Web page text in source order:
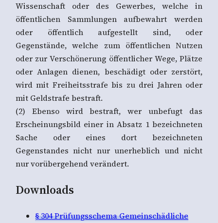
Wissenschaft oder des Gewerbes, welche in
öffentlichen Sammlungen aufbewahrt werden
oder öffentlich aufgestellt sind, oder
Gegenstände, welche zum öffentlichen Nutzen
oder zur Verschönerung öffentlicher Wege, Plätze
oder Anlagen dienen, beschädigt oder zerstört,
wird mit Freiheitsstrafe bis zu drei Jahren oder
mit Geldstrafe bestraft.
(2) Ebenso wird bestraft, wer unbefugt das
Erscheinungsbild einer in Absatz 1 bezeichneten
Sache oder eines dort bezeichneten
Gegenstandes nicht nur unerheblich und nicht
nur vorübergehend verändert.
Downloads
§ 304 Prüfungsschema Gemeinschädliche